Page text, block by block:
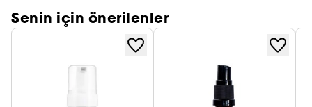
Senin için önerilenler